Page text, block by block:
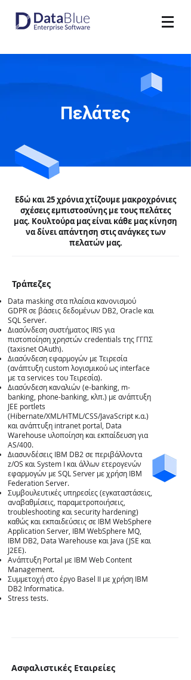
Πελάτες
Εδώ και 25 χρόνια χτίζουμε μακροχρόνιες
σχέσεις εμπιστοσύνης με τους πελάτες
μας. Κουλτούρα μας είναι κάθε μας κίνηση
να δίνει απάντηση στις ανάγκες των
πελατών μας.
Τράπεζες
Data masking στα πλαίσια κανονισμού
GDPR σε βάσεις δεδομένων DB2, Oracle και
SQL Server.
Διασύνδεση συστήματος IRIS για
πιστοποίηση χρηστών credentials της ΓΓΠΣ
(taxisnet OAuth).
Διασύνδεση εφαρμογών με Τειρεσία
(ανάπτυξη custom λογισμικού ως interface
με τα services του Τειρεσία).
Διασύνδεση καναλιών (e-banking, m-
banking, phone-banking, κλπ.) με ανάπτυξη
JEE portlets
(Hibernate/XML/HTML/CSS/JavaScript κ.α.)
και ανάπτυξη intranet portal, Data
Warehouse υλοποίηση και εκπαίδευση για
AS/400.
Διασυνδέσεις IBM DB2 σε περιβάλλοντα
z/OS και System I και άλλων ετερογενών
εφαρμογών με SQL Server με χρήση IBM
Federation Server.
Συμβουλευτικές υπηρεσίες (εγκαταστάσεις,
αναβαθμίσεις, παραμετροποιήσεις,
troubleshooting και security hardening)
καθώς και εκπαιδεύσεις σε IBM WebSphere
Application Server, IBM WebSphere MQ,
IBM DB2, Data Warehouse και Java (JSE και
J2EE).
Ανάπτυξη Portal με IBM Web Content
Management.
Συμμετοχή στο έργο Basel II με χρήση IBM
DB2 Informatica.
Stress tests.
Ασφαλιστικές Εταιρείες